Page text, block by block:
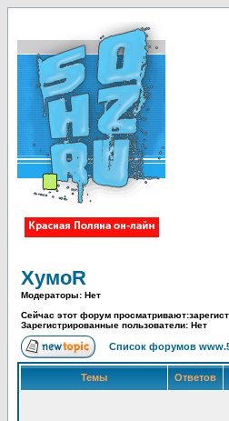
ХумоR
Модераторы: Нет
Сейчас этот форум
Зарегистрированные пользователи: Нет
Список форумов
Темы Ответов